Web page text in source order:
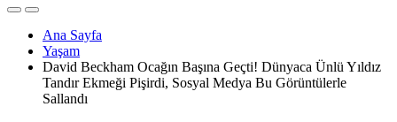
Ana Sayfa
Yaşam
David Beckham Ocağın Başına Geçti! Dünyaca Ünlü Yıldız
Tandır Ekmeği Pişirdi, Sosyal Medya Bu Görüntülerle
Sallandı